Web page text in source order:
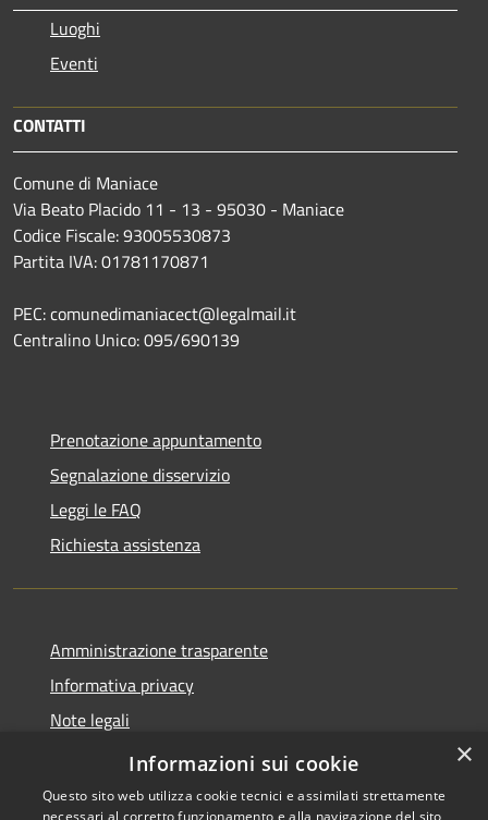
Luoghi
Eventi
CONTATTI
Comune di Maniace
Via Beato Placido 11 - 13 - 95030 - Maniace
Codice Fiscale: 93005530873
Partita IVA: 01781170871
PEC: comunedimaniacect@legalmail.it
Centralino Unico: 095/690139
Prenotazione appuntamento
Segnalazione disservizio
Leggi le FAQ
Richiesta assistenza
Amministrazione trasparente
Informativa privacy
Note legali
Dichiarazione di accessibilità
×
Informazioni sui cookie
Questo sito web utilizza cookie tecnici e assimilati strettamente
necessari al corretto funzionamento e alla navigazione del sito,